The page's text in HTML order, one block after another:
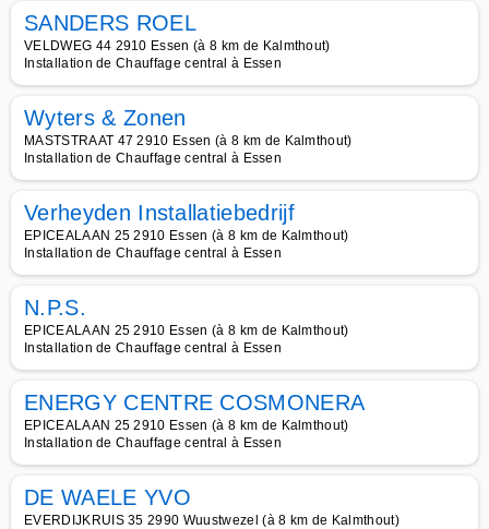
SANDERS ROEL
VELDWEG 44 2910 Essen (à 8 km de Kalmthout)
Installation de Chauffage central à Essen
Wyters & Zonen
MASTSTRAAT 47 2910 Essen (à 8 km de Kalmthout)
Installation de Chauffage central à Essen
Verheyden Installatiebedrijf
EPICEALAAN 25 2910 Essen (à 8 km de Kalmthout)
Installation de Chauffage central à Essen
N.P.S.
EPICEALAAN 25 2910 Essen (à 8 km de Kalmthout)
Installation de Chauffage central à Essen
ENERGY CENTRE COSMONERA
EPICEALAAN 25 2910 Essen (à 8 km de Kalmthout)
Installation de Chauffage central à Essen
DE WAELE YVO
EVERDIJKRUIS 35 2990 Wuustwezel (à 8 km de Kalmthout)